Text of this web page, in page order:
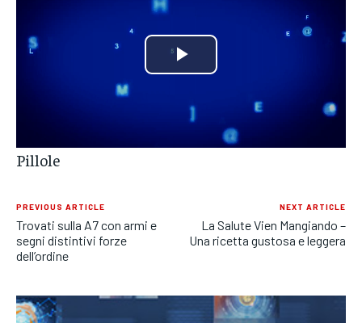
ECONOMIA
ECONOMIA
CONTATTI
ECONOMIA
CONTATTI
Play
Video
Pillole
PREVIOUS ARTICLE
Trovati sulla A7 con armi e
segni distintivi forze
dell’ordine
NEXT ARTICLE
La Salute Vien Mangiando –
Una ricetta gustosa e leggera